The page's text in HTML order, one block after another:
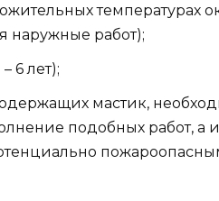
температурах
наружные работ);
6 лет);
мастик,
подобных работ, а